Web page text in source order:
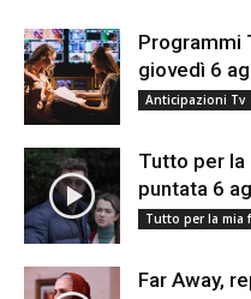
Programmi
giovedì 6
Anticipazioni Tv
Tutto per la
puntata 6
Tutto per la mia
Far Away,